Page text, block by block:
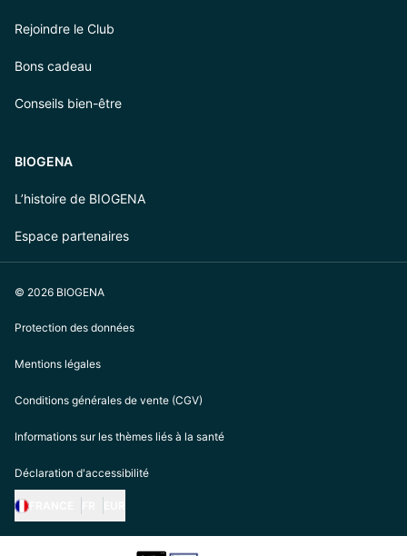
Rejoindre le Club
Bons cadeau
Conseils bien-être
BIOGENA
L’histoire de BIOGENA
Espace partenaires
© 2026 BIOGENA
Protection des données
Mentions légales
Conditions générales de vente (CGV)
Informations sur les thèmes liés à la santé
Déclaration d'accessibilité
https://biogena.com/de-at